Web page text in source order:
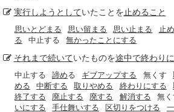
実行しようとしていたことを 止めること
思いとどまる 思い留まる 思い止まる 止
る
中止する 無かったことにする
それまで続いていたものを途中で終わり
中止する 諦める ギブアップする 無くす
める
中断する 取りやめる 終わりにする
終了する
廃止する 廃する 解消する 無く
いにする
手仕舞いする 区切りをつける